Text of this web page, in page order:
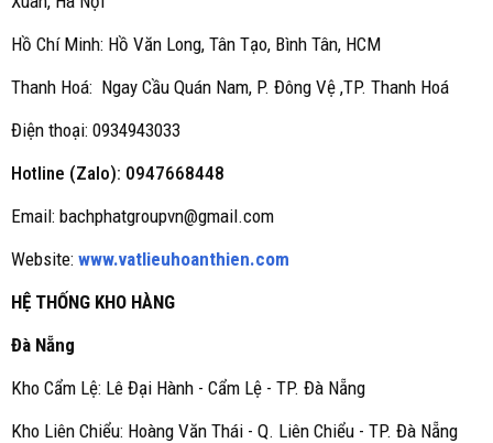
Hồ Chí Minh: Hồ Văn Long, Tân Tạo, Bình Tân, HCM
Thanh Hoá: Ngay Cầu Quán Nam, P. Đông Vệ ,TP. Thanh Hoá
Điện thoại: 0934943033
Hotline (Zalo): 0947668448
Email: bachphatgroupvn@gmail.com
Website: www.vatlieuhoanthien.com
HỆ THỐNG KHO HÀNG
Đà Nẵng
Kho Cẩm Lệ: Lê Đại Hành - Cẩm Lệ - TP. Đà Nẵng
Kho Liên Chiểu: Hoàng Văn Thái - Q. Liên Chiểu - TP. Đà Nẵng